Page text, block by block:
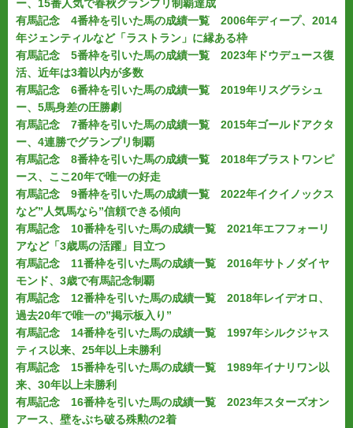
ー、15番人気で春秋グランプリ制覇達成
有馬記念 4番枠を引いた馬の成績一覧 2006年ディープ、2014
年ジェンティルなど「ラストラン」に縁ある枠
有馬記念 5番枠を引いた馬の成績一覧 2023年ドウデュース復
活、近年は3着以内が多数
有馬記念 6番枠を引いた馬の成績一覧 2019年リスグラシュ
ー、5馬身差の圧勝劇
有馬記念 7番枠を引いた馬の成績一覧 2015年ゴールドアクタ
ー、4連勝でグランプリ制覇
有馬記念 8番枠を引いた馬の成績一覧 2018年ブラストワンピ
ース、ここ20年で唯一の好走
有馬記念 9番枠を引いた馬の成績一覧 2022年イクイノックス
など”人気馬なら”信頼できる傾向
有馬記念 10番枠を引いた馬の成績一覧 2021年エフフォーリ
アなど「3歳馬の活躍」目立つ
有馬記念 11番枠を引いた馬の成績一覧 2016年サトノダイヤ
モンド、3歳で有馬記念制覇
有馬記念 12番枠を引いた馬の成績一覧 2018年レイデオロ、
過去20年で唯一の”掲示板入り”
有馬記念 14番枠を引いた馬の成績一覧 1997年シルクジャス
ティス以来、25年以上未勝利
有馬記念 15番枠を引いた馬の成績一覧 1989年イナリワン以
来、30年以上未勝利
有馬記念 16番枠を引いた馬の成績一覧 2023年スターズオン
アース、壁をぶち破る殊勲の2着